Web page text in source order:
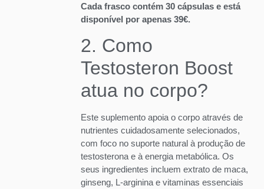
Cada frasco contém 30 cápsulas e está
disponível por apenas 39€.
2. Como
Testosteron Boost
atua no corpo?
Este suplemento apoia o corpo através de
nutrientes cuidadosamente selecionados,
com foco no suporte natural à produção de
testosterona e à energia metabólica. Os
seus ingredientes incluem extrato de maca,
ginseng, L-arginina e vitaminas essenciais